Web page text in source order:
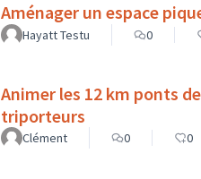
Aménager un espace
Hayatt Testu 0
Animer les 12 km ponts
triporteurs
Clément 0 0